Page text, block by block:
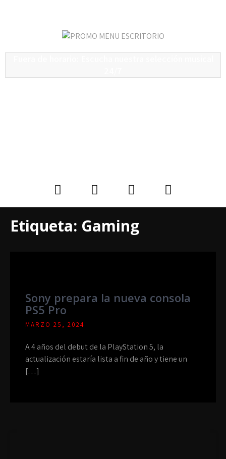
Etiqueta: Gaming
Sony prepara la nueva consola
PS5 Pro
MARZO 25, 2024
A 4 años del debut de la PlayStation 5, la
actualización estaría lista a fin de año y tiene un
[…]